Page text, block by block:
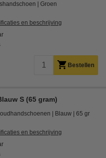
Groen
en beschrijving
Bestellen
S (65 gram)
Blauw 65 gr
en beschrijving